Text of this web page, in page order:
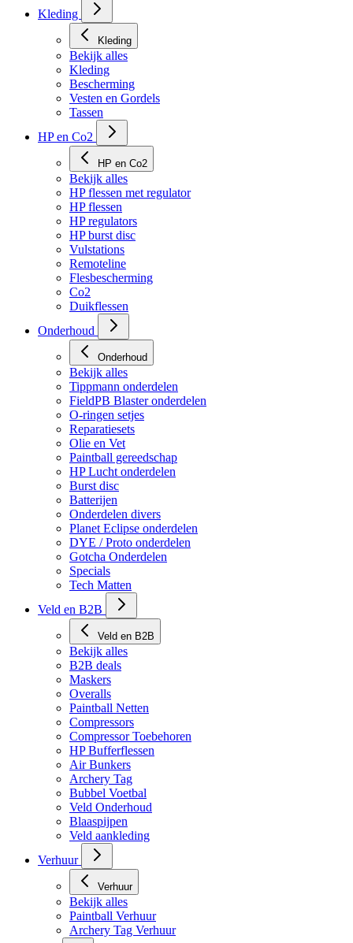
Gel Blaster
Kleding
Bekijk alles
Kleding
Bescherming
Vesten en Gordels
Tassen
HP en Co2
HP en Co2
Bekijk alles
HP flessen met regulator
HP flessen
HP regulators
HP burst disc
Vulstations
Remoteline
Flesbescherming
Co2
Duikflessen
Onderhoud
Onderhoud
Bekijk alles
Tippmann onderdelen
FieldPB Blaster onderdelen
O-ringen setjes
Reparatiesets
Olie en Vet
Paintball gereedschap
HP Lucht onderdelen
Burst disc
Batterijen
Onderdelen divers
Planet Eclipse onderdelen
DYE / Proto onderdelen
Gotcha Onderdelen
Specials
Tech Matten
Veld en B2B
Veld en B2B
Bekijk alles
B2B deals
Maskers
Overalls
Paintball Netten
Compressors
Compressor Toebehoren
HP Bufferflessen
Air Bunkers
Archery Tag
Bubbel Voetbal
Veld Onderhoud
Blaaspijpen
Veld aankleding
Verhuur
Bekijk alles
Paintball Verhuur